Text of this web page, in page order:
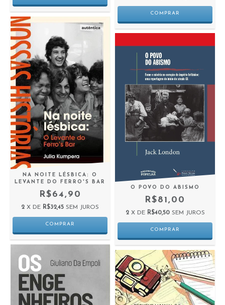
NA NOITE LÉSBICA: O
LEVANTE DO FERRO'S BAR
R$64,90
2 X DE R$32,45 SEM JUROS
O POVO DO ABISMO
R$81,00
2 X DE R$40,50 SEM JUROS